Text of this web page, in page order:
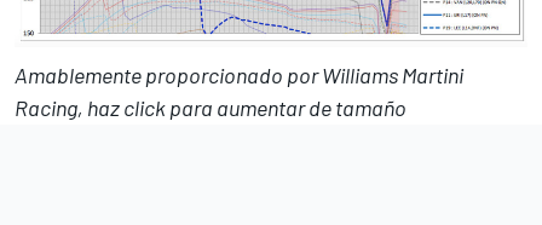
Amablemente proporcionado por Williams Martini
Racing, haz click para aumentar de tamaño